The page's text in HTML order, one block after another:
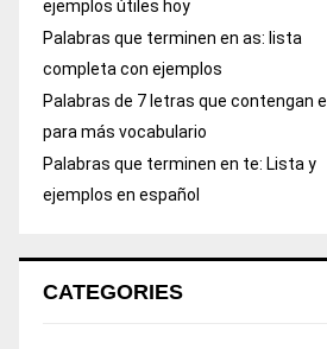
ejemplos útiles hoy
Palabras que terminen en as: lista
completa con ejemplos
Palabras de 7 letras que contengan e
para más vocabulario
Palabras que terminen en te: Lista y
ejemplos en español
CATEGORIES